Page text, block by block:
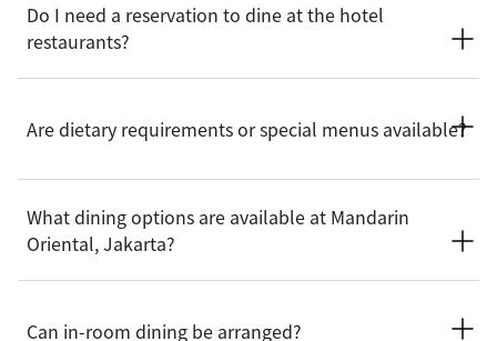
Do I need a reservation to dine at the hotel
restaurants?
particularly when dining at Lyon or Li Feng. Walk-in guests
may be accommodated depending on availability, but
hotel or through the concierge team.
Are dietary requirements or special menus available?
requirements, including vegetarian, vegan, dairy-free and
gluten-free options. Guests with food allergies or specific
What dining options are available at Mandarin
Oriental, Jakarta?
experiences, including Chinese Cantonese specialities at Li
Can in-room dining be arranged?